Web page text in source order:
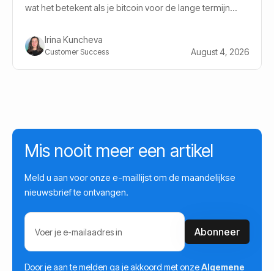
wat het betekent als je bitcoin voor de lange termijn
Irina Kuncheva
Customer Success August 4, 2026
Mis nooit meer een artikel
Meld u aan voor onze e-maillijst om de maandelijkse
nieuwsbrief te ontvangen.
Door je aan te melden ga je akkoord met onzeAlgemene